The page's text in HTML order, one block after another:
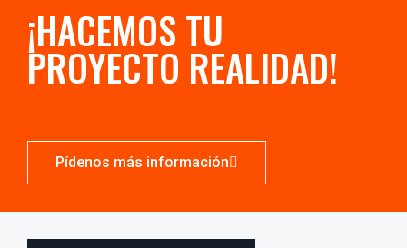
¡HACEMOS TU
PROYECTO REALIDAD!
Pídenos más información